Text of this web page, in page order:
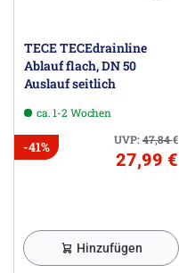
TECE TECEdrainline
Ablauf flach, DN 50
Auslauf seitlich
ca. 1-2 Wochen
UVP:47,84€
-41%
27,99 €
Hinzufügen